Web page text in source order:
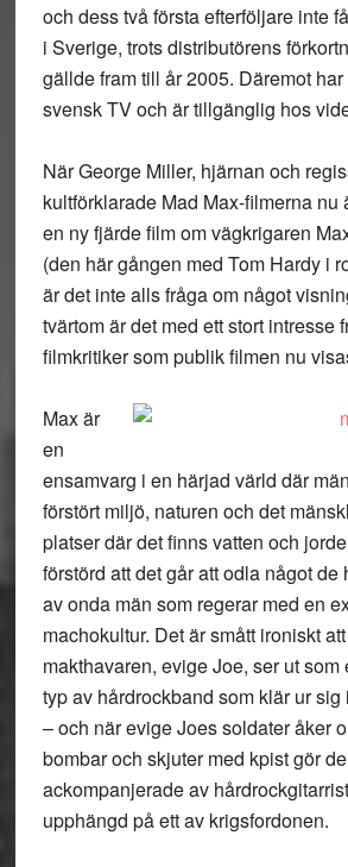
och dess två första efterföljare inte
i Sverige, trots distributörens
gällde fram till år 2005. Däremot
svensk TV och är tillgänglig hos
När George Miller, hjärnan och
kultförklarade Mad Max-filmerna nu
en ny fjärde film om vägkrigaren
(den här gången med Tom Hardy i
är det inte alls fråga om något
tvärtom är det med ett stort intresse
filmkritiker som publik filmen nu
Max är
en
ensamvarg i en härjad värld där
förstört miljö, naturen och det
platser där det finns vatten och
förstörd att det går att odla något de
av onda män som regerar med en
machokultur. Det är smått ironiskt
makthavaren, evige Joe, ser ut som
typ av hårdrockband som klär ur
– och när evige Joes soldater åker
bombar och skjuter med kpist gör
ackompanjerade av
upphängd på ett av krigsfordonen.